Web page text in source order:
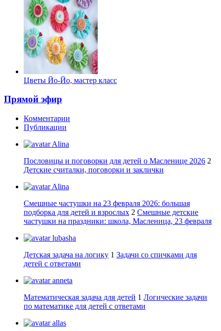
Цветы Йо-Йо, мастер класс
Прямой эфир
Комментарии
Публикации
Alina
Пословицы и поговорки для детей о Масленице 2026 2
Детские считалки, поговорки и заклички
Alina
Смешные частушки на 23 февраля 2026: большая
подборка для детей и взрослых 2 Смешные детские
частушки на праздники: школа, Масленица, 23 февраля
lubasha
Детская задача на логику 1 Задачи со спичками для
детей с ответами
anneta
Математическая задача для детей 1 Логические задачи
по математике для детей с ответами
allas